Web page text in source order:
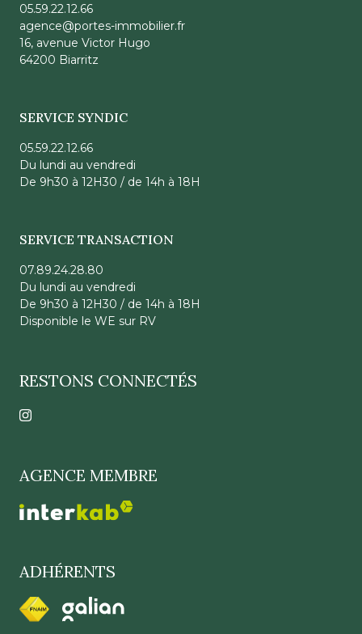
05.59.22.12.66
agence@portes-immobilier.fr
16, avenue Victor Hugo
64200 Biarritz
SERVICE SYNDIC
05.59.22.12.66
Du lundi au vendredi
De 9h30 à 12H30 / de 14h à 18H
SERVICE TRANSACTION
07.89.24.28.80
Du lundi au vendredi
De 9h30 à 12H30 / de 14h à 18H
Disponible le WE sur RV
RESTONS CONNECTÉS
AGENCE MEMBRE
ADHÉRENTS